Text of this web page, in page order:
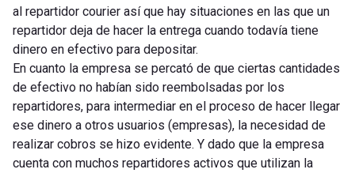
al repartidor courier así que hay situaciones en las que un
repartidor deja de hacer la entrega cuando todavía tiene
dinero en efectivo para depositar.
En cuanto la empresa se percató de que ciertas cantidades
de efectivo no habían sido reembolsadas por los
repartidores, para intermediar en el proceso de hacer llegar
ese dinero a otros usuarios (empresas), la necesidad de
realizar cobros se hizo evidente. Y dado que la empresa
cuenta con muchos repartidores activos que utilizan la